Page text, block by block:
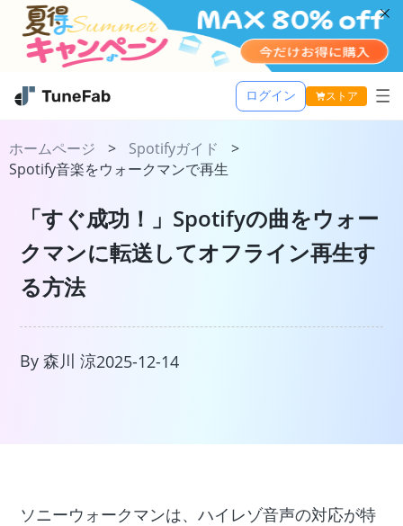
ストア
Music One
TuneFab MusicOne
Apple Music 変換
Spotify 音楽変換
Amazon Music 変換
Youtube Music 変換
Line Music 変換
活用記事
サポート
ログイン
ホームページ > Spotifyガイド
>
Spotify音楽をウォークマンで再生
「すぐ成功！」Spotifyの曲をウォー
クマンに転送してオフライン再生す
る方法
By 森川 涼2025-12-14
ソニーウォークマンは、ハイレゾ音声の対応が特